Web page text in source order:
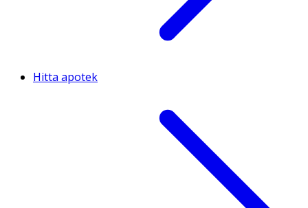
Hitta apotek